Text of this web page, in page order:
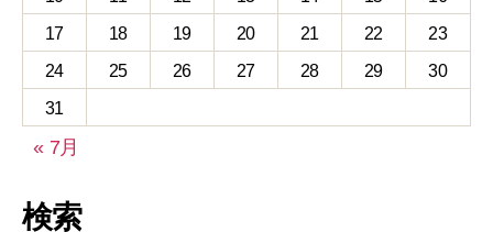
17
18 19 20 21 22
23
24
25 26 27 28 29
30
31
« 7月
検索